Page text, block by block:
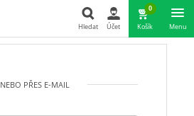
Hledat Účet
0
Košík Menu
NEBO PŘES E-MAIL